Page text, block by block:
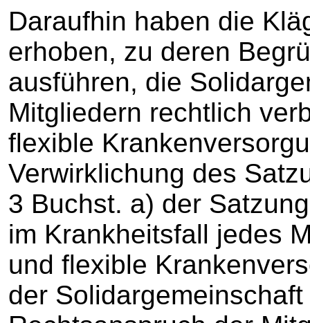
Daraufhin haben die
erhoben, zu deren
ausführen, die
Mitgliedern rechtlich
flexible
Verwirklichung des
3 Buchst. a) der
im Krankheitsfall jedes
und flexible
der